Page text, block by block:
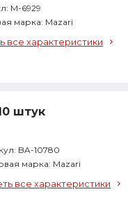
M-6929
марка: Mazari
все характеристики
штук
BA-10780
марка: Mazari
все характеристики